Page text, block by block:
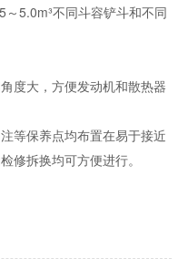
5.0m³不同斗容铲斗和不同
度大，方便发动机和散热器
等保养点均布置在易于接近
修拆换均可方便进行。